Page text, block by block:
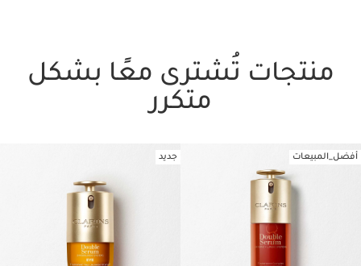
منتجات تُشترى معًا بشكل
متكرر
أفضل_المبيعات جديد